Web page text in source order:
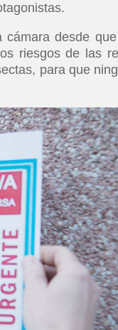
cámara desde
riesgos de las
para que